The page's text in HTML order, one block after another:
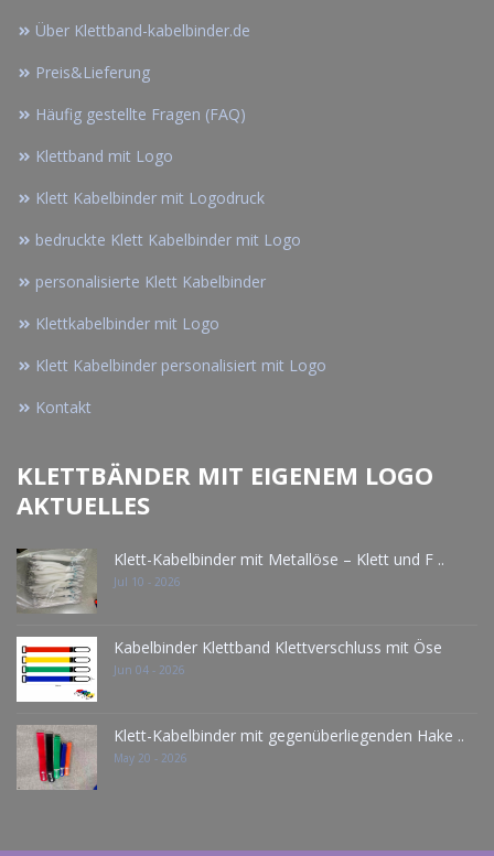
Über Klettband-kabelbinder.de
Preis&Lieferung
Häufig gestellte Fragen (FAQ)
Klettband mit Logo
Klett Kabelbinder mit Logodruck
bedruckte Klett Kabelbinder mit Logo
personalisierte Klett Kabelbinder
Klettkabelbinder mit Logo
Klett Kabelbinder personalisiert mit Logo
Kontakt
KLETTBÄNDER MIT EIGENEM LOGO
AKTUELLES
Klett-Kabelbinder mit Metallöse – Klett und F ..
Jul 10 - 2026
Kabelbinder Klettband Klettverschluss mit Öse
Jun 04 - 2026
Klett-Kabelbinder mit gegenüberliegenden Hake ..
May 20 - 2026